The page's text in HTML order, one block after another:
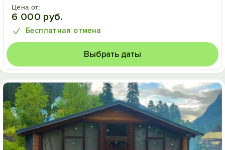
Цена от:
6 000 руб.
Бесплатная отмена
Выбрать даты